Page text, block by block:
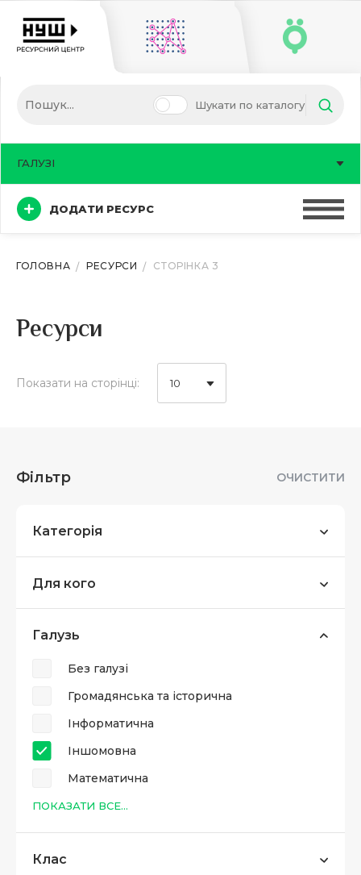
Шукати по каталогу
ДОДАТИ РЕСУРС
ГАЛУЗІ
ГОЛОВНА РЕСУРСИ СТОРІНКА 3
Ресурси
Показати на сторінці: 10
Фільтр ОЧИСТИТИ
Категорія
Для кого
Галузь
Без галузі
Громадянська та історична
Інформатична
Іншомовна
Математична
ПОКАЗАТИ ВСЕ...
Клас